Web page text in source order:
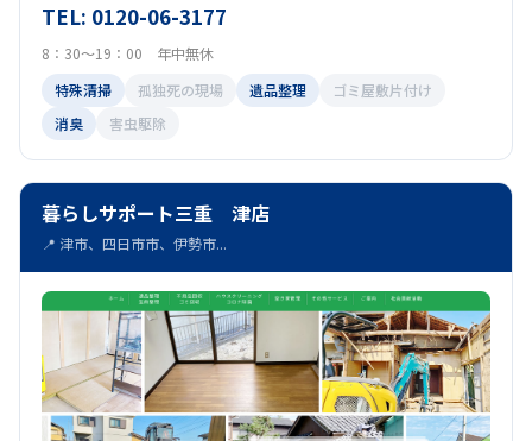
TEL: 0120-06-3177
8：30～19：00 年中無休
特殊清掃
孤独死の現場 遺品整理
ゴミ屋敷片付け
消臭
害虫駆除
暮らしサポート三重 津店
📍 津市、四日市市、伊勢市...